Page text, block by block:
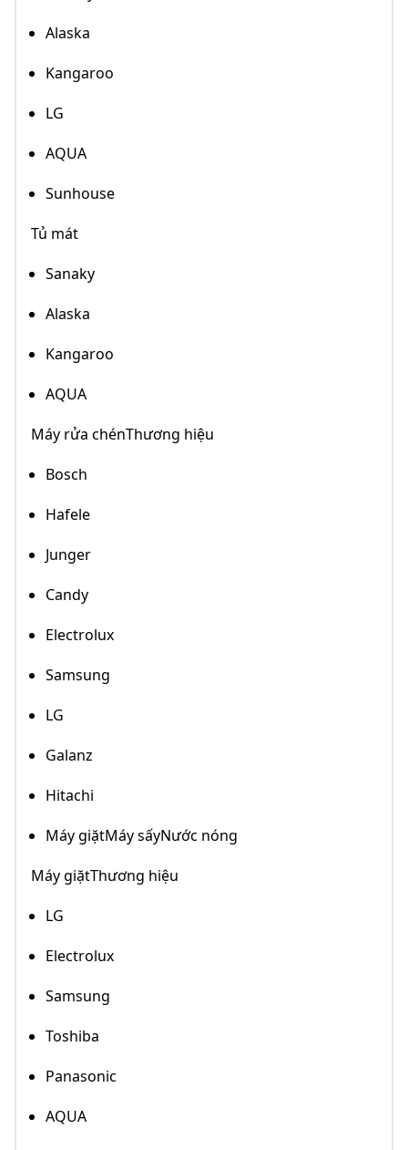
Alaska
Kangaroo
LG
AQUA
Sunhouse
Tủ mát
Sanaky
Alaska
Kangaroo
AQUA
Máy rửa chénThương hiệu
Bosch
Hafele
Junger
Candy
Electrolux
Samsung
LG
Galanz
Hitachi
Máy giặtMáy sấyNước nóng
Máy giặtThương hiệu
LG
Electrolux
Samsung
Toshiba
Panasonic
AQUA